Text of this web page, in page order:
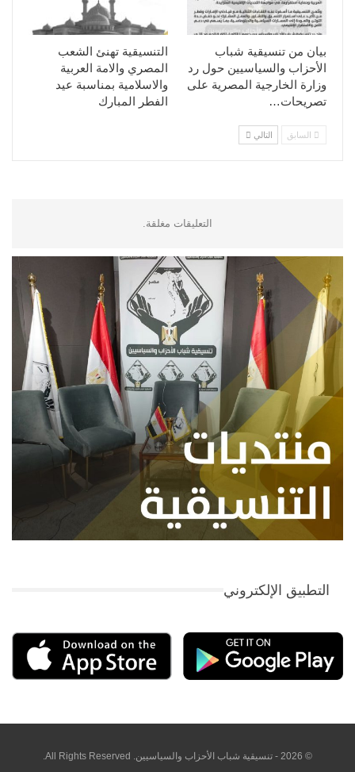
التنسيقية تهنئ الشعب
المصري والامة العربية
والاسلامية بمناسبة عيد
الفطر المبارك
بيان من تنسيقية شباب
الأحزاب والسياسيين حول رد
وزارة الخارجية المصرية على
تصريحات…
السابق التالي
التعليقات مغلقة.
التطبيق الإلكتروني
© 2026 - تنسيقية شباب الأحزاب والسياسيين. All Rights Reserved.